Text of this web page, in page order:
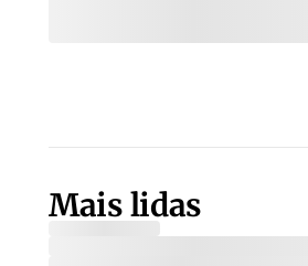
Mais lidas